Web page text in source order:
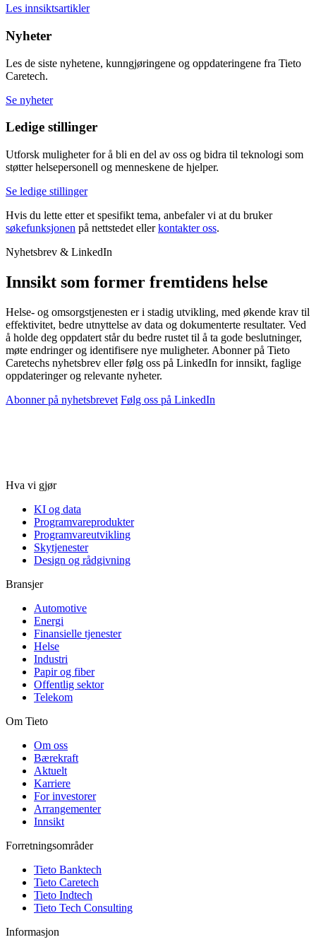
Les innsiktsartikler
Nyheter
Les de siste nyhetene, kunngjøringene og oppdateringene fra Tieto
Caretech.
Se nyheter
Ledige stillinger
Utforsk muligheter for å bli en del av oss og bidra til teknologi som
støtter helsepersonell og menneskene de hjelper.
Se ledige stillinger
Hvis du lette etter et spesifikt tema, anbefaler vi at du bruker
søkefunksjonen på nettstedet ellerkontakter oss.
Nyhetsbrev & LinkedIn
Innsikt som former fremtidens helse
Helse- og omsorgstjenesten er i stadig utvikling, med økende krav til
effektivitet, bedre utnyttelse av data og dokumenterte resultater. Ved
å holde deg oppdatert står du bedre rustet til å ta gode beslutninger,
møte endringer og identifisere nye muligheter. Abonner på Tieto
Caretechs nyhetsbrev eller følg oss på LinkedIn for innsikt, faglige
oppdateringer og relevante nyheter.
Abonner på nyhetsbrevet Følg oss på LinkedIn
Hva vi gjør
KI og data
Programvareprodukter
Programvareutvikling
Skytjenester
Design og rådgivning
Bransjer
Automotive
Energi
Finansielle tjenester
Helse
Industri
Papir og fiber
Offentlig sektor
Telekom
Om Tieto
Om oss
Bærekraft
Aktuelt
Karriere
For investorer
Arrangementer
Innsikt
Forretningsområder
Tieto Banktech
Tieto Caretech
Tieto Indtech
Tieto Tech Consulting
Informasjon